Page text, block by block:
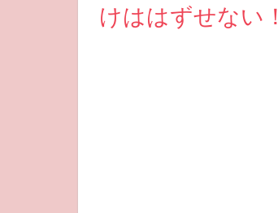
けははずせない！